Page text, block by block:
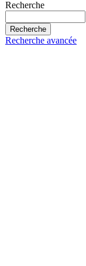
Recherche
Recherche avancée